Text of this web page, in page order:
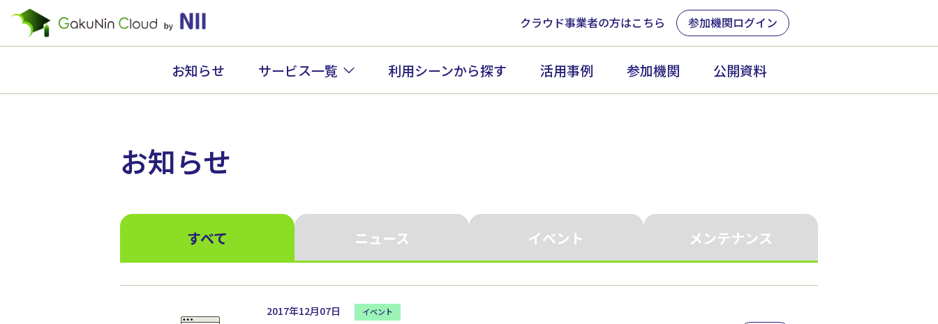
クラウド事業者の方はこちら 参加機関ログイン
お知らせ サービス一覧 利用シーンから探す 活用事例 参加機関 公開資料
お知らせ
すべて ニュース イベント メンテナンス
2017年12月07日